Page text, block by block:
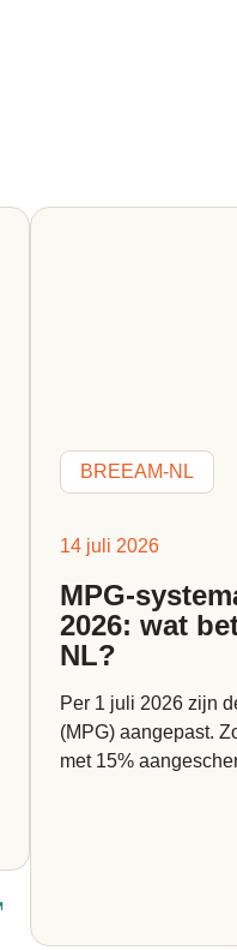
BREEAM-NL
14 juli 2026
MPG-
2026: wat
NL?
Per 1 juli 2026 zijn
(MPG) aangepast.
met 15%